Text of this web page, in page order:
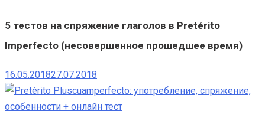
5 тестов на спряжение глаголов в Pretérito
Imperfecto (несовершенное прошедшее время)
16.05.201827.07.2018